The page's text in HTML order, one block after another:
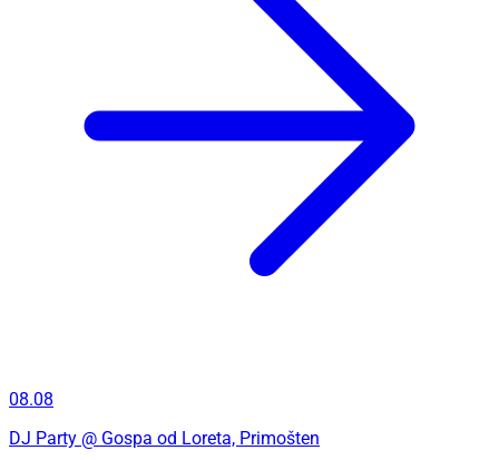
08.08
DJ Party @ Gospa od Loreta, Primošten